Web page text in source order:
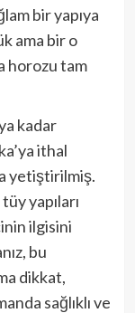
bir yapıya
ama bir o
horozu tam
kadar
ithal
yetiştirilmiş.
yapıları
ilgisini
bu
dikkat,
sağlıklı ve